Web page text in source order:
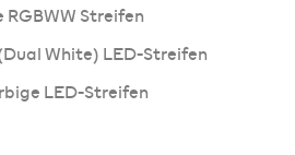
Streifen
White) LED-Streifen
LED-Streifen